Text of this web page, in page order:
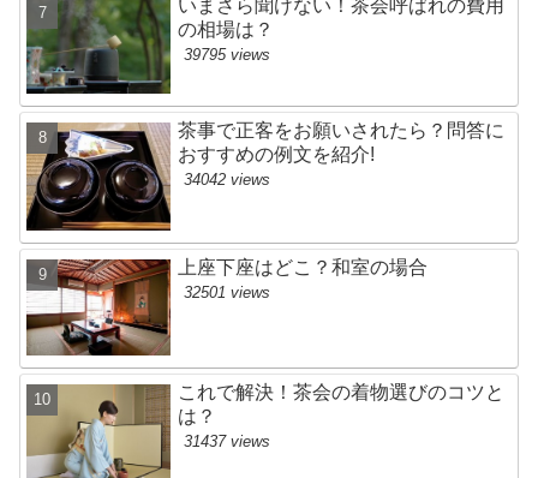
いまさら聞けない！茶会呼ばれの費用
の相場は？
39795 views
茶事で正客をお願いされたら？問答に
おすすめの例文を紹介!
34042 views
上座下座はどこ？和室の場合
32501 views
これで解決！茶会の着物選びのコツと
は？
31437 views